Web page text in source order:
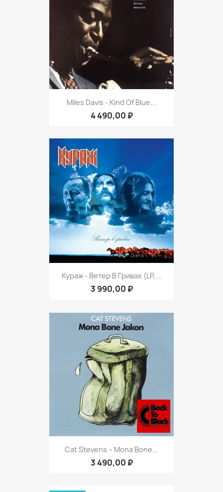
Miles Davis - Kind Of Blue...
4 490,00 ₽
Кураж - Ветер В Гривах (LP,...
3 990,00 ₽
Cat Stevens ‎– Mona Bone...
3 490,00 ₽